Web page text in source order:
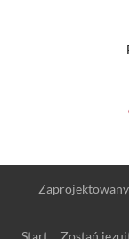
Start Zostań